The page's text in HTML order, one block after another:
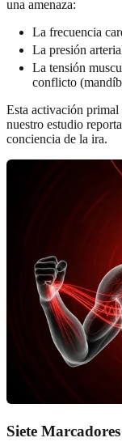
una amenaza:
La frecuencia
La presión
La tensión
conflicto
Esta activación primal
nuestro estudio
conciencia de la ira.
Siete